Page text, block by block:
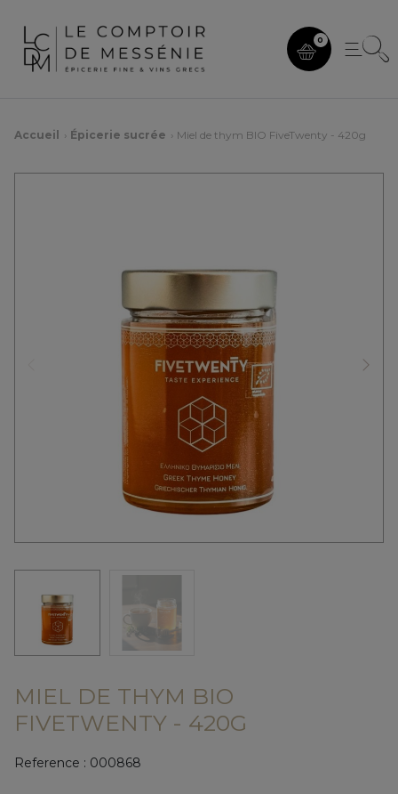
0
Accueil Épicerie sucrée Miel de thym BIO FiveTwenty - 420g
MIEL DE THYM BIO
FIVETWENTY - 420G
Reference : 000868